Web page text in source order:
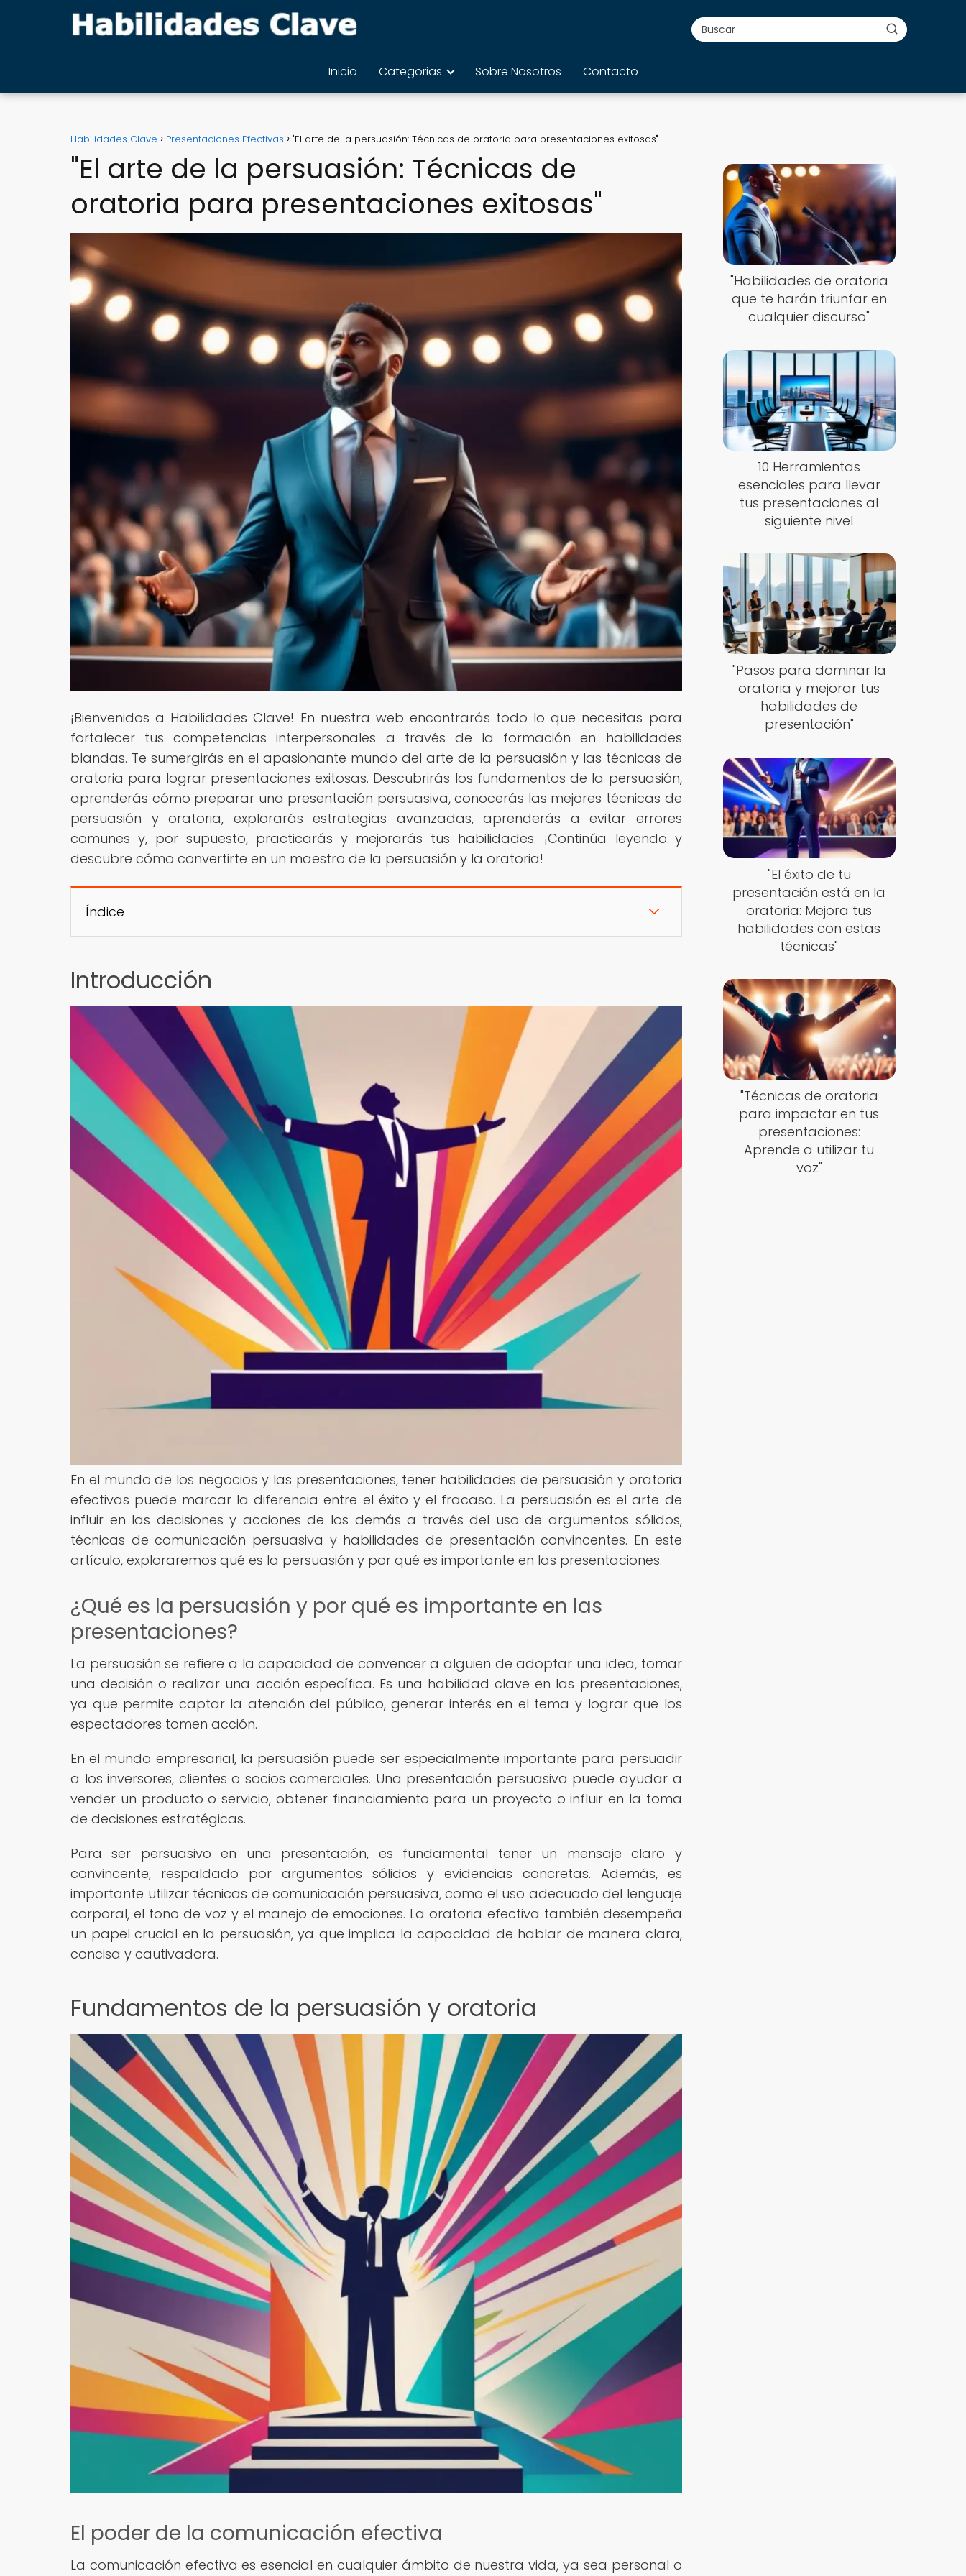
Inicio Categorias Sobre Nosotros Contacto
Habilidades Clave Presentaciones Efectivas "El arte de la persuasión: Técnicas de oratoria para presentaciones exitosas"
"El arte de la persuasión: Técnicas de
oratoria para presentaciones exitosas"
¡Bienvenidos a Habilidades Clave! En nuestra web encontrarás todo lo que necesitas para
fortalecer tus competencias interpersonales a través de la formación en habilidades
blandas. Te sumergirás en el apasionante mundo del arte de la persuasión y las técnicas de
oratoria para lograr presentaciones exitosas. Descubrirás los fundamentos de la persuasión,
aprenderás cómo preparar una presentación persuasiva, conocerás las mejores técnicas de
persuasión y oratoria, explorarás estrategias avanzadas, aprenderás a evitar errores
comunes y, por supuesto, practicarás y mejorarás tus habilidades. ¡Continúa leyendo y
descubre cómo convertirte en un maestro de la persuasión y la oratoria!
Índice
Introducción
En el mundo de los negocios y las presentaciones, tener habilidades de persuasión y oratoria
efectivas puede marcar la diferencia entre el éxito y el fracaso. La persuasión es el arte de
influir en las decisiones y acciones de los demás a través del uso de argumentos sólidos,
técnicas de comunicación persuasiva y habilidades de presentación convincentes. En este
artículo, exploraremos qué es la persuasión y por qué es importante en las presentaciones.
¿Qué es la persuasión y por qué es importante en las
presentaciones?
La persuasión se refiere a la capacidad de convencer a alguien de adoptar una idea, tomar
una decisión o realizar una acción específica. Es una habilidad clave en las presentaciones,
ya que permite captar la atención del público, generar interés en el tema y lograr que los
espectadores tomen acción.
En el mundo empresarial, la persuasión puede ser especialmente importante para persuadir
a los inversores, clientes o socios comerciales. Una presentación persuasiva puede ayudar a
vender un producto o servicio, obtener financiamiento para un proyecto o influir en la toma
de decisiones estratégicas.
Para ser persuasivo en una presentación, es fundamental tener un mensaje claro y
convincente, respaldado por argumentos sólidos y evidencias concretas. Además, es
importante utilizar técnicas de comunicación persuasiva, como el uso adecuado del lenguaje
corporal, el tono de voz y el manejo de emociones. La oratoria efectiva también desempeña
un papel crucial en la persuasión, ya que implica la capacidad de hablar de manera clara,
concisa y cautivadora.
Fundamentos de la persuasión y oratoria
El poder de la comunicación efectiva
La comunicación efectiva es esencial en cualquier ámbito de nuestra vida, ya sea personal o
"Habilidades de oratoria
que te harán triunfar en
cualquier discurso"
10 Herramientas
esenciales para llevar
tus presentaciones al
siguiente nivel
"Pasos para dominar la
oratoria y mejorar tus
habilidades de
presentación"
"El éxito de tu
presentación está en la
oratoria: Mejora tus
habilidades con estas
técnicas"
"Técnicas de oratoria
para impactar en tus
presentaciones:
Aprende a utilizar tu
voz"